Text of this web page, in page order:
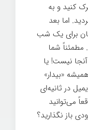
کنید و به
اما بعد
برای یک شب
شما
نیست! یا
«بیدار»
در ثانیه‌ای
می‌توانید
باز نگذارید؟